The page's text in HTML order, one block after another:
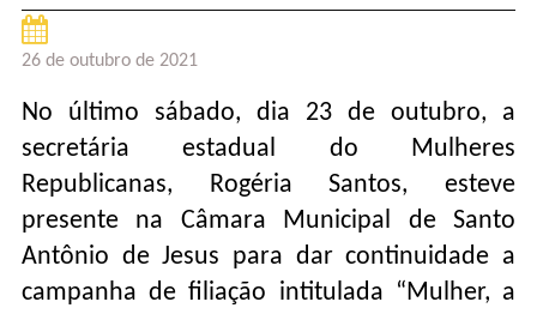
26 de outubro de 2021
No último sábado, dia 23 de outubro, a
secretária estadual do Mulheres
Republicanas, Rogéria Santos, esteve
presente na Câmara Municipal de Santo
Antônio de Jesus para dar continuidade a
campanha de filiação intitulada “Mulher, a